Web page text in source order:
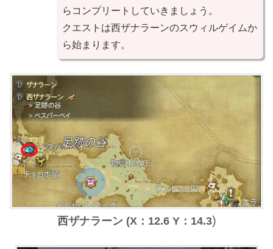
らコンプリートしていきましょう。
クエストは西ザナラーンのスウィルゲイムか
ら始まります。
西ザナラーン (X：12.6 Y：14.3)